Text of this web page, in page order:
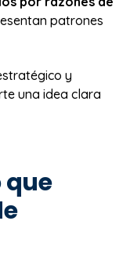
patrones
y
una idea clara